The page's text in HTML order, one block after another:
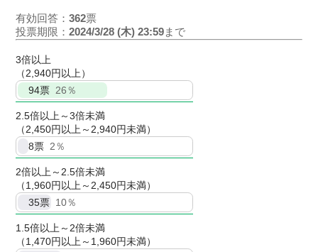
有効回答： 362票
投票期限： 2024/3/28 (木) 23:59まで
3倍以上
（2,940円以上）
94票 26％
2.5倍以上～3倍未満
（2,450円以上～2,940円未満）
8票 2％
2倍以上～2.5倍未満
（1,960円以上～2,450円未満）
35票 10％
1.5倍以上～2倍未満
（1,470円以上～1,960円未満）